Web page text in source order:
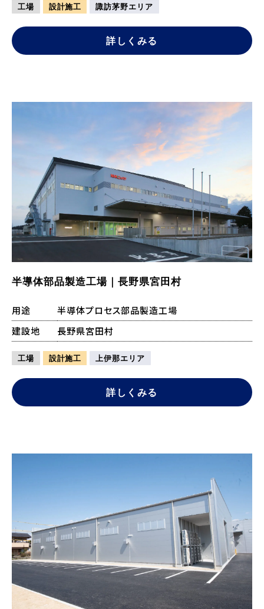
工場 設計施工 諏訪茅野エリア
詳しくみる
半導体部品製造工場｜長野県宮田村
用途
半導体プロセス部品製造工場
建設地
長野県宮田村
工場 設計施工 上伊那エリア
詳しくみる